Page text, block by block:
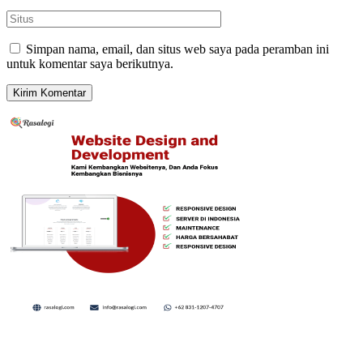
Simpan nama, email, dan situs web saya pada peramban ini
untuk komentar saya berikutnya.